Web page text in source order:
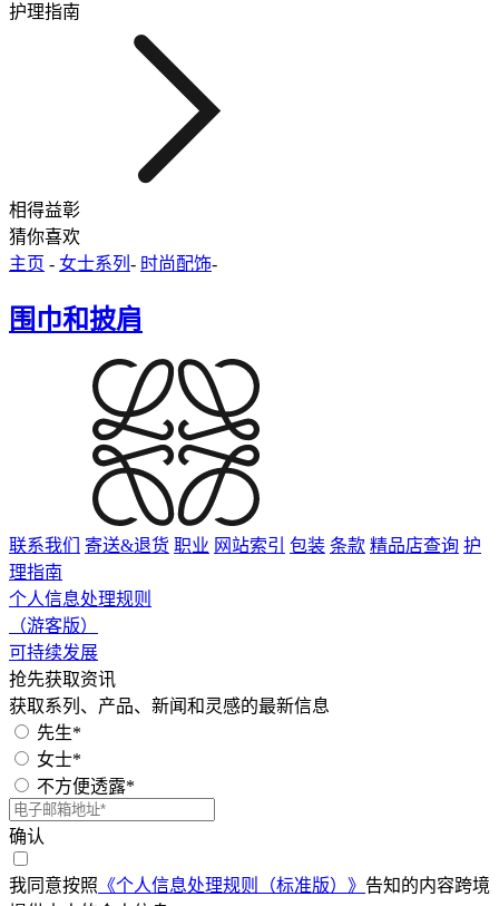
护理指南
相得益彰
猜你喜欢
主页 - 女士系列 - 时尚配饰-
围巾和披肩
联系我们 寄送&退货 职业 网站索引 包装 条款 精品店查询 护
理指南
个人信息处理规则
（游客版）
可持续发展
抢先获取资讯
获取系列、产品、新闻和灵感的最新信息
先生*
女士*
不方便透露*
确认
我同意按照 《个人信息处理规则（标准版）》 告知的内容跨境